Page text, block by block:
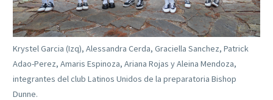
Krystel Garcia (Izq), Alessandra Cerda, Graciella Sanchez, Patrick
Adao-Perez, Amaris Espinoza, Ariana Rojas y Aleina Mendoza,
integrantes del club Latinos Unidos de la preparatoria Bishop
Dunne.